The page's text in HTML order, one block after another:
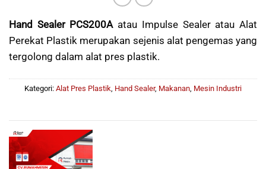
Hand Sealer PCS200Aatau Impulse Sealer atau Alat
Perekat Plastik merupakan sejenis alat pengemas yang
tergolong dalam alat pres plastik.
Kategori: Alat Pres Plastik Hand Sealer, Makanan Mesin Industri